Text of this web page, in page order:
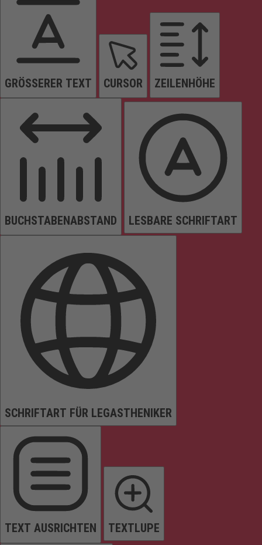
GRÖSSERER TEXT CURSOR ZEILENHÖHE
BUCHSTABENABSTAND LESBARE SCHRIFTART
SCHRIFTART FÜR LEGASTHENIKER
TEXT AUSRICHTEN TEXTLUPE